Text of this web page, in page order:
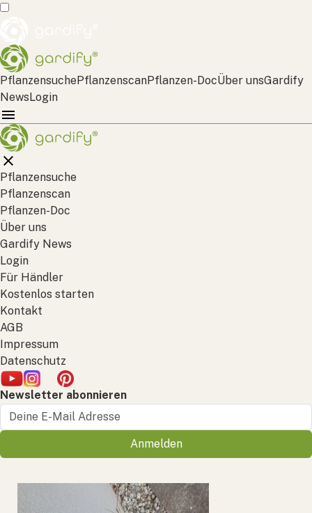
PflanzensuchePflanzenscanPflanzen-DocÜber unsGardify
NewsLogin
Pflanzensuche
Pflanzenscan
Pflanzen-Doc
Über uns
Gardify News
Login
Für Händler
Kostenlos starten
Kontakt
AGB
Impressum
Datenschutz
Newsletter abonnieren
Anmelden